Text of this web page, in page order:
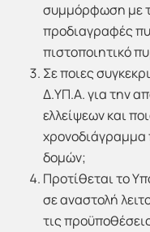
συμμόρφωση με
προδιαγραφές
πιστοποιητικό
Σε ποιες
Δ.ΥΠ.Α. για την
ελλείψεων και
δομών;
Προτίθεται το
σε αναστολή
τις